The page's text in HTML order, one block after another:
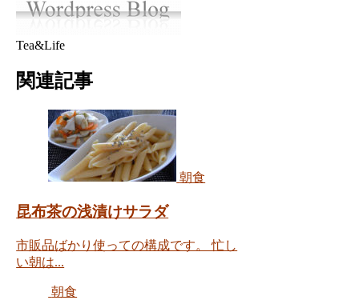
Tea&Life
関連記事
朝食
昆布茶の浅漬けサラダ
市販品ばかり使っての構成です。 忙し
い朝は...
朝食